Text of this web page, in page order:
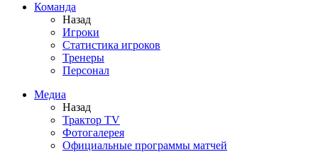
Команда
Назад
Игроки
Статистика игроков
Тренеры
Персонал
Медиа
Назад
Трактор TV
Фотогалерея
Официальные программы матчей